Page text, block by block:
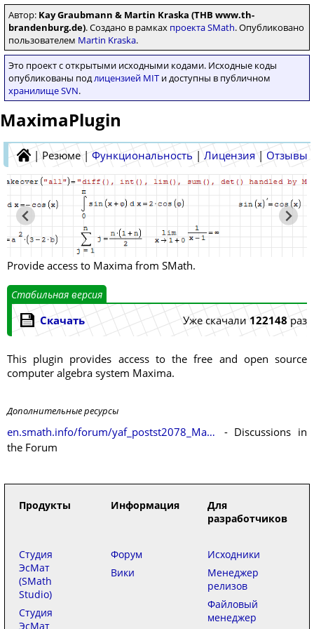
Автор: Kay Graubmann & Martin Kraska (THB www.th-
brandenburg.de). Создано в рамках проекта SMath. Опубликовано
пользователем Martin Kraska.
Это проект с открытыми исходными кодами. Исходные коды
опубликованы подлицензией MIT и доступны в публичном
хранилище SVN.
MaximaPlugin
| Резюме | Функциональность | Лицензия | Отзывы
Provide access to Maxima from SMath.
Стабильная версия
Уже скачали 122148 раз
Скачать
This plugin provides access to the free and open source
computer algebra system Maxima.
Дополнительные ресурсы
en.smath.info/forum/yaf_postst2078_Maxima-Plugin.aspx
- Discussions in
the Forum
Продукты Информация
Для
разработчиков
Студия
ЭсМат
(SMath
Studio)
Студия
ЭсМат
Форум
Вики
Исходники
Менеджер
релизов
Файловый
менеджер